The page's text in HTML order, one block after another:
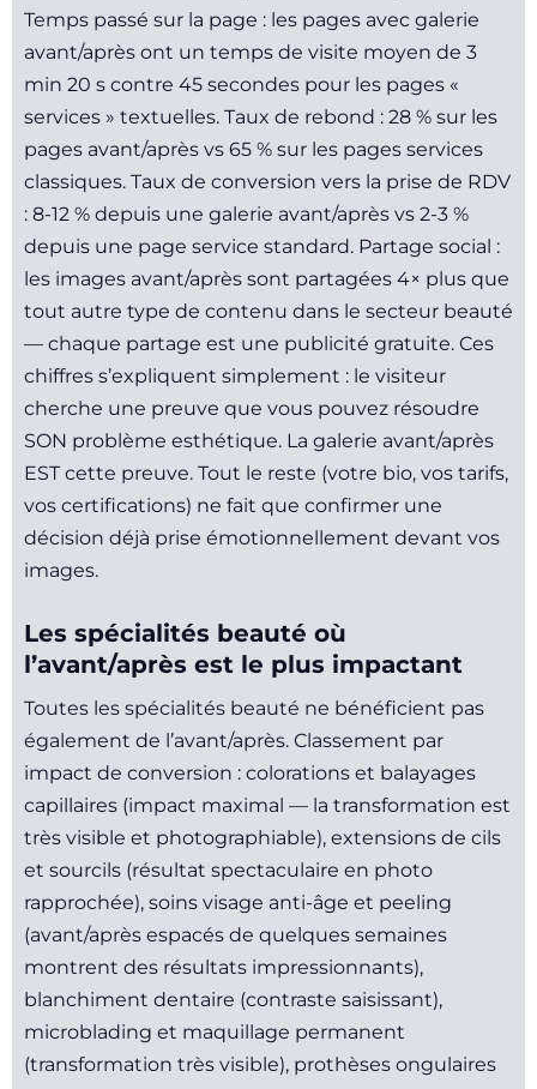
Temps passé sur la page : les pages avec galerie
avant/après ont un temps de visite moyen de 3
min 20 s contre 45 secondes pour les pages «
services » textuelles. Taux de rebond : 28 % sur les
pages avant/après vs 65 % sur les pages services
classiques. Taux de conversion vers la prise de RDV
: 8-12 % depuis une galerie avant/après vs 2-3 %
depuis une page service standard. Partage social :
les images avant/après sont partagées 4× plus que
tout autre type de contenu dans le secteur beauté
— chaque partage est une publicité gratuite. Ces
chiffres s’expliquent simplement : le visiteur
cherche une preuve que vous pouvez résoudre
SON problème esthétique. La galerie avant/après
EST cette preuve. Tout le reste (votre bio, vos tarifs,
vos certifications) ne fait que confirmer une
décision déjà prise émotionnellement devant vos
images.
Les spécialités beauté où
l’avant/après est le plus impactant
Toutes les spécialités beauté ne bénéficient pas
également de l’avant/après. Classement par
impact de conversion : colorations et balayages
capillaires (impact maximal — la transformation est
très visible et photographiable), extensions de cils
et sourcils (résultat spectaculaire en photo
rapprochée), soins visage anti-âge et peeling
(avant/après espacés de quelques semaines
montrent des résultats impressionnants),
blanchiment dentaire (contraste saisissant),
microblading et maquillage permanent
(transformation très visible), prothèses ongulaires